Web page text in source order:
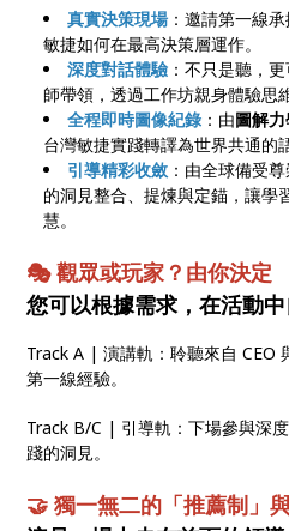
真實決策現場：邀請第一線
敏捷如何在最高決策層運作。
深度對話體驗 ：不只是聽，
師帶領，透過工作坊親身體驗思
全程即時圖像紀錄 ：由圖解
台灣敏捷實踐轉譯為世界共通的
引導精彩收斂 ：由全球備受
的洞見整合、提煉與定錨，讓學
慧。
🎭 觀眾或玩家？由你決定
您可以根據需求，在活動
Track A | 演講軌：聆聽來自 CEO
第一線經驗。
Track B/C | 引導軌：下場參與深
踐的洞見。
🤝 獨一無二的「推薦制」